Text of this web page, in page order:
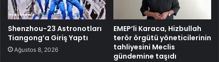
Shenzhou-23 Astronotları
Tiangong’a Giriş Yaptı
Ağustos 8, 2026
EMEP’li Karaca, Hizbullah
terör örgütü yöneticilerinin
tahliyesini Meclis
gündemine taşıdı